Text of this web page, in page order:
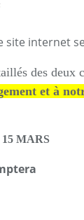
site internet
des deux
et à
MARS